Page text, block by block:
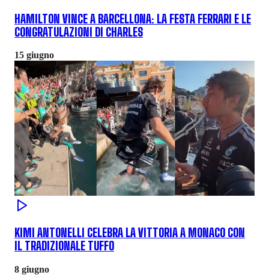
HAMILTON VINCE A BARCELLONA: LA FESTA FERRARI E LE
CONGRATULAZIONI DI CHARLES
15 giugno
KIMI ANTONELLI CELEBRA LA VITTORIA A MONACO CON
IL TRADIZIONALE TUFFO
8 giugno